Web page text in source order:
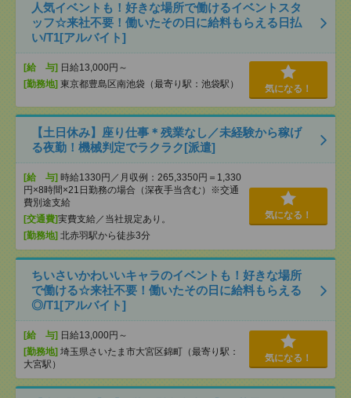
人気イベントも！好きな場所で働けるイベントスタ
ッフ☆来社不要！働いたその日に給料もらえる日払
い/T1[アルバイト]
[給 与] 日給13,000円～
[勤務地] 東京都豊島区南池袋（最寄り駅：池袋駅） 気になる！
【土日休み】座り仕事＊残業なし／未経験から稼げ
る夜勤！機械判定でラクラク[派遣]
[給 与] 時給1330円／月収例：265,3350円＝1,330
円×8時間×21日勤務の場合（深夜手当含む）※交通
費別途支給
[交通費]実費支給／当社規定あり。
[勤務地] 北赤羽駅から徒歩3分
気になる！
ちいさいかわいいキャラのイベントも！好きな場所
で働ける☆来社不要！働いたその日に給料もらえる
◎/T1[アルバイト]
[給 与] 日給13,000円～
[勤務地] 埼玉県さいたま市大宮区錦町（最寄り駅：
大宮駅）
気になる！